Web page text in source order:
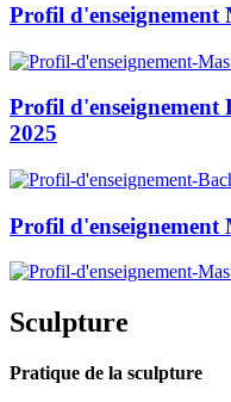
Profil
Profil
2025
Profil
Sculpture
Pratique de la sculpture